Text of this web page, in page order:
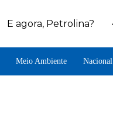
E agora, Petrolina?
Meio Ambiente Nacional